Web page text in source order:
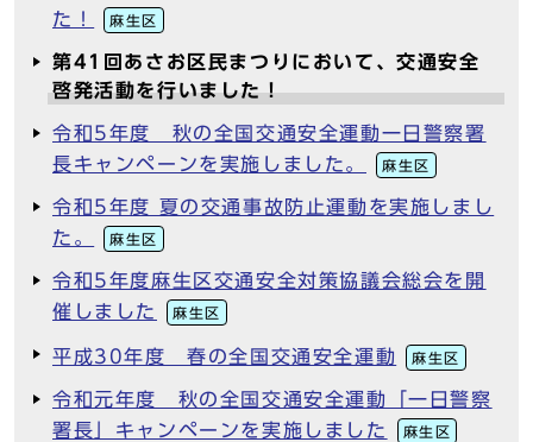
た！
麻生区
第41回あさお区民まつりにおいて、交通安全
啓発活動を行いました！
令和5年度 秋の全国交通安全運動一日警察署
長キャンペーンを実施しました。
麻生区
令和5年度 夏の交通事故防止運動を実施しまし
た。
麻生区
令和5年度麻生区交通安全対策協議会総会を開
催しました
麻生区
平成30年度 春の全国交通安全運動 麻生区
令和元年度 秋の全国交通安全運動「一日警察
署長」キャンペーンを実施しました
麻生区